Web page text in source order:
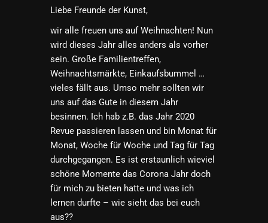
Liebe Freunde der Kunst,
wir alle freuen uns auf Weihnachten! Nun
wird dieses Jahr alles anders als vorher
sein. Große Familientreffen,
Weihnachtsmärkte, Einkaufsbummel …
vieles fällt aus. Umso mehr sollten wir
uns auf das Gute in diesem Jahr
besinnen. Ich hab z.B. das Jahr 2020
Revue passieren lassen und bin Monat für
Monat, Woche für Woche und Tag für Tag
durchgegangen. Es ist erstaunlich wieviel
schöne Momente das Corona Jahr doch
für mich zu bieten hatte und was ich
lernen durfte – wie sieht das bei euch
aus??